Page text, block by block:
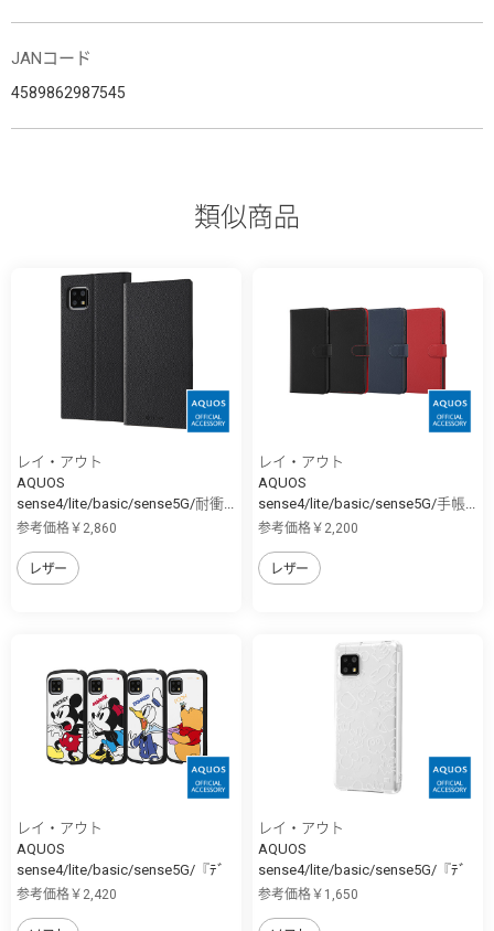
JANコード
4589862987545
類似商品
レイ・アウト
AQUOS
sense4/lite/basic/sense5G/耐衝...
参考価格￥2,860
レザー
レイ・アウト
AQUOS
sense4/lite/basic/sense5G/手帳...
参考価格￥2,200
レザー
レイ・アウト
AQUOS
sense4/lite/basic/sense5G/『ﾃﾞ
ｨ...
参考価格￥2,420
レイ・アウト
AQUOS
sense4/lite/basic/sense5G/『ﾃﾞ
ｨ...
参考価格￥1,650